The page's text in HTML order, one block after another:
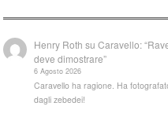
Henry Roth suCaravello:
deve dimostrare”
6 Agosto 2026
Caravello ha ragione. Ha
dagli zebedei!